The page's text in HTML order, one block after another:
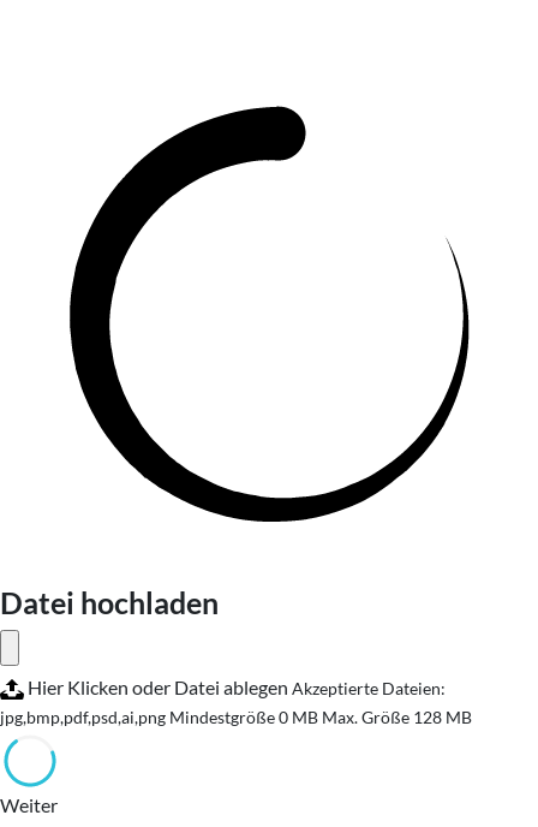
Datei hochladen
Hier Klicken oder Datei ablegen Akzeptierte Dateien:
jpg,bmp,pdf,psd,ai,png Mindestgröße 0 MB Max. Größe 128 MB
Weiter